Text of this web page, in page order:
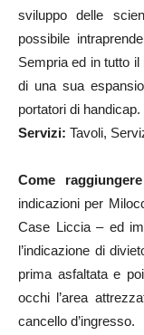
sviluppo delle
possibile
Sempria ed in tutto
di una sua
portatori di handicap.
Servizi: Tavoli,
Come
indicazioni per
Case Liccia – ed
l’indicazione di
prima asfaltata e
occhi l’area
cancello d’ingresso.